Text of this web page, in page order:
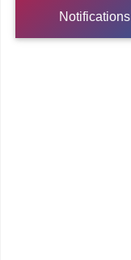
Notifications